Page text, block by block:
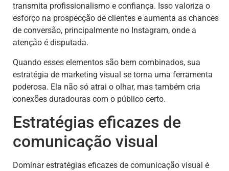
transmita profissionalismo e confiança. Isso valoriza o
esforço na prospecção de clientes e aumenta as chances
de conversão, principalmente no Instagram, onde a
atenção é disputada.
Quando esses elementos são bem combinados, sua
estratégia de marketing visual se torna uma ferramenta
poderosa. Ela não só atrai o olhar, mas também cria
conexões duradouras com o público certo.
Estratégias eficazes de
comunicação visual
Dominar estratégias eficazes de comunicação visual é